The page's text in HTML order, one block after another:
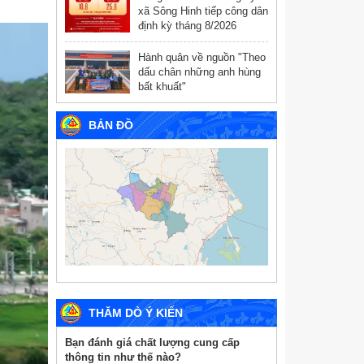
xã Sông Hinh tiếp công dân
định kỳ tháng 8/2026
Hành quân về nguồn "Theo
dấu chân những anh hùng
bất khuất"
BẢN ĐỒ
THĂM DÒ Ý KIẾN
Bạn đánh giá chất lượng cung cấp
thông tin như thế nào?